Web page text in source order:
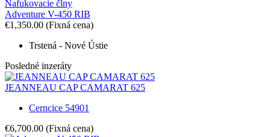
Nafukovacie člny
Adventure V-450 RIB
€1,350.00 (Fixná cena)
Trstená - Nové Ústie
Posledné inzeráty
JEANNEAU CAP CAMARAT 625
Cerncice 54901
€6,700.00 (Fixná cena)